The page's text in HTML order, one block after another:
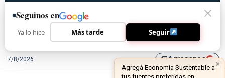
7/8/2026 library_addAgreganos
Seguinos en
Ya lo hice Más tarde Seguir